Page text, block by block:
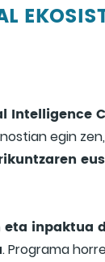
Intelligence
egin
eta inpaktua
. Programa